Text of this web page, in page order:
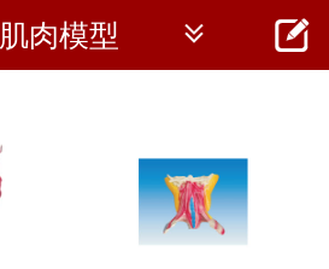
 首页
仪器
医疗资讯
肌肉模型  